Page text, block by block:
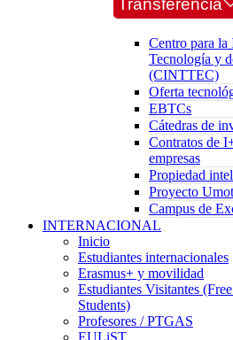
Transferencia
Centro para la
Tecnología y
(CINTTEC)
Oferta
EBTCs
Cátedras de
Contratos de
empresas
Propiedad
Proyecto
Campus de
INTERNACIONAL
Inicio
Estudiantes internacionales
Erasmus+ y movilidad
Estudiantes Visitantes
Students)
Profesores / PTGAS
EULiST